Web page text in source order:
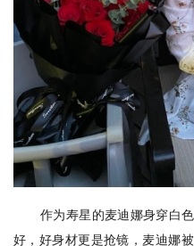
作为寿星的麦迪娜身穿白
好，好身材更是抢镜，麦迪娜